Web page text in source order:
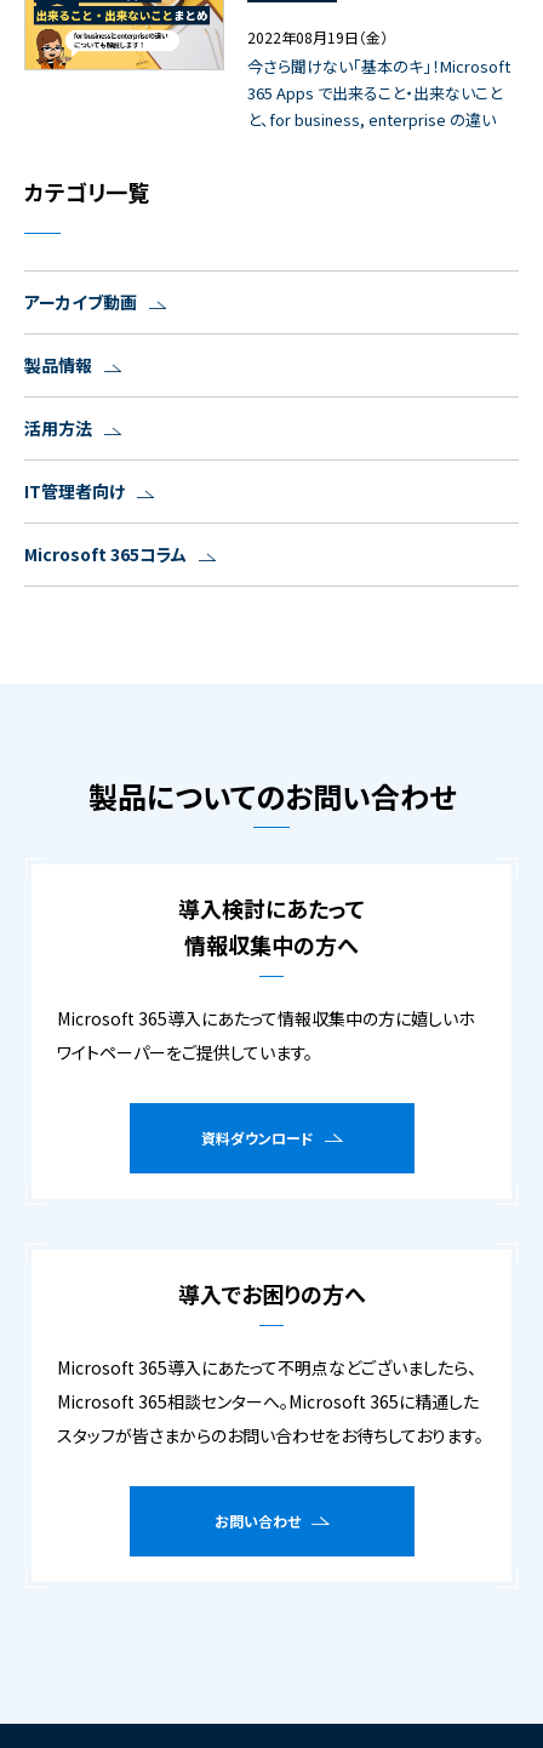
2022年08月19日（金）
今さら聞けない「基本のキ」！Microsoft
365 Apps で出来ること・出来ないこと
と、for business, enterprise の違い
カテゴリ一覧
アーカイブ動画
製品情報
活用方法
IT管理者向け
Microsoft 365コラム
製品についてのお問い合わせ
導入検討にあたって
情報収集中の方へ
Microsoft 365導入にあたって情報収集中の方に嬉しいホ
ワイトペーパーをご提供しています。
資料ダウンロード
導入でお困りの方へ
Microsoft 365導入にあたって不明点などございましたら、
Microsoft 365相談センターへ。Microsoft 365に精通した
スタッフが皆さまからのお問い合わせをお待ちしております。
お問い合わせ